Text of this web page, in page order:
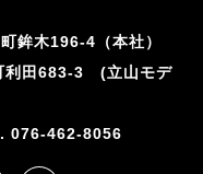
鉾木196-4（本社）
利田683-3 (立山モデ
076-462-8056